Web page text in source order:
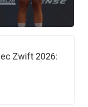
Zwift 2026: